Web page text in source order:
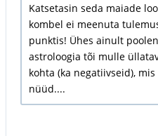
Katsetasin seda maiade
kombel ei meenuta
punktis! Ühes ainult
astroloogia tõi mulle
kohta (ka negatiivseid),
nüüd....